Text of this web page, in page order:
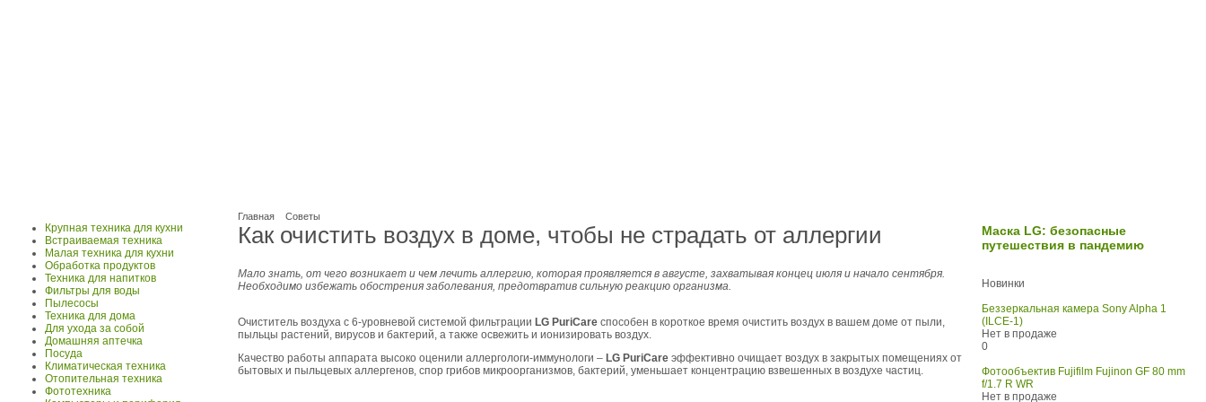
Главная Советы
Как очистить воздух в доме, чтобы не страдать от аллергии
Мало знать, от чего возникает и чем лечить аллергию, которая проявляется в августе, захватывая концец июля и начало сентября.
Необходимо избежать обострения заболевания, предотвратив сильную реакцию организма.
Очиститель воздуха с 6-уровневой системой фильтрации LG PuriCare способен в короткое время очистить воздух в вашем доме от пыли,
пыльцы растений, вирусов и бактерий, а также освежить и ионизировать воздух.
Качество работы аппарата высоко оценили аллергологи-иммунологи – LG PuriСare эффективно очищает воздух в закрытых помещениях от
бытовых и пыльцевых аллергенов, спор грибов микроорганизмов, бактерий, уменьшает концентрацию взвешенных в воздухе частиц.
Крупная техника для кухни
Встраиваемая техника
Малая техника для кухни
Обработка продуктов
Техника для напитков
Фильтры для воды
Пылесосы
Техника для дома
Для ухода за собой
Домашняя аптечка
Посуда
Климатическая техника
Отопительная техника
Фототехника
Маска LG: безопасные
путешествия в пандемию
Новинки
Беззеркальная камера Sony Alpha 1
(ILCE-1)
Нет в продаже
0
Фотообъектив Fujifilm Fujinon GF 80 mm
f/1.7 R WR
Нет в продаже